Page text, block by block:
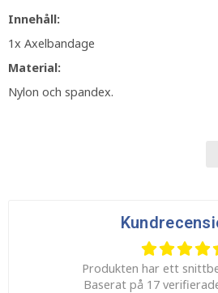
Innehåll:
1x Axelbandage
Material:
Nylon och spandex.
Produkten har ett
Baserat på 17